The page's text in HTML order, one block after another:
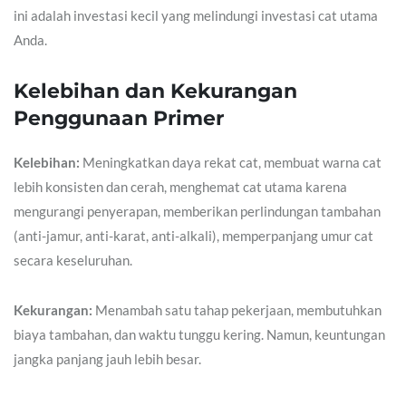
ini adalah investasi kecil yang melindungi investasi cat utama
Anda.
Kelebihan dan Kekurangan
Penggunaan Primer
Kelebihan: Meningkatkan daya rekat cat, membuat warna cat
lebih konsisten dan cerah, menghemat cat utama karena
mengurangi penyerapan, memberikan perlindungan tambahan
(anti-jamur, anti-karat, anti-alkali), memperpanjang umur cat
secara keseluruhan.
Kekurangan: Menambah satu tahap pekerjaan, membutuhkan
biaya tambahan, dan waktu tunggu kering. Namun, keuntungan
jangka panjang jauh lebih besar.